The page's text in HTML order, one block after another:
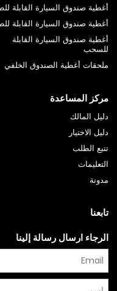
أغطية صندوق السيارة القابلة
أغطية صندوق السيارة القابلة
أغطية صندوق السيارة القابلة
للسحب
ملحقات أغطية الصندوق الخلفي
مركز المساعدة
دليل المالك
دليل الاختيار
تتبع الطلب
التعليمات
مدونة
تابعنا
الرجاء ارسال رسالة إلينا